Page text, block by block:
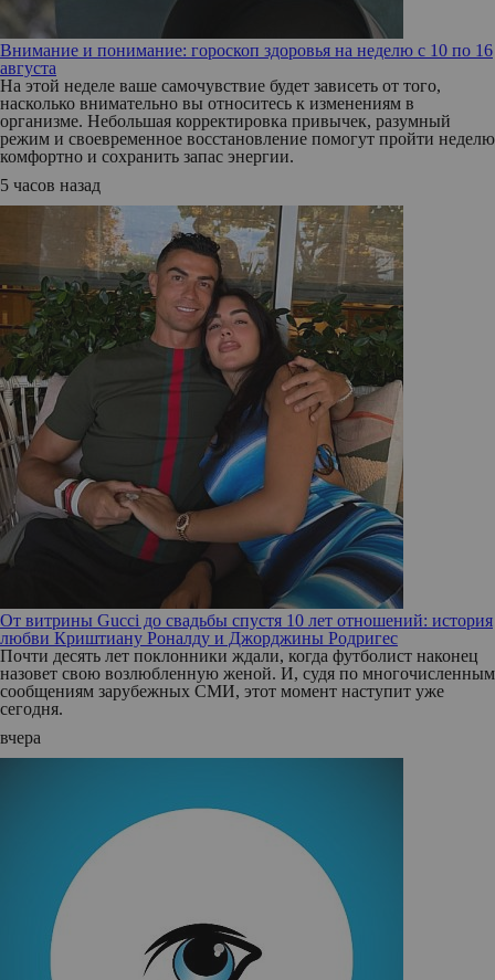
Внимание и понимание: гороскоп здоровья на неделю с 10 по 16
августа
На этой неделе ваше самочувствие будет зависеть от того,
насколько внимательно вы относитесь к изменениям в
организме. Небольшая корректировка привычек, разумный
режим и своевременное восстановление помогут пройти неделю
комфортно и сохранить запас энергии.
5 часов назад
От витрины Gucci до свадьбы спустя 10 лет отношений: история
любви Криштиану Роналду и Джорджины Родригес
Почти десять лет поклонники ждали, когда футболист наконец
назовет свою возлюбленную женой. И, судя по многочисленным
сообщениям зарубежных СМИ, этот момент наступит уже
сегодня.
вчера